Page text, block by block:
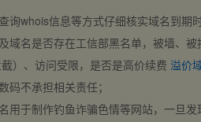
询whois信息等方式仔细核实域名到期
域名是否存在工信部黑名单，被墙、
）、访问受限，是否是高价续费 溢价
码不承担相关责任；
用于制作钓鱼诈骗色情等网站，一旦